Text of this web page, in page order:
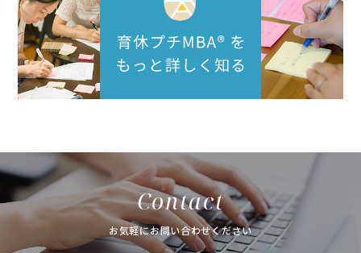
Contact
お気軽にお問い合わせください